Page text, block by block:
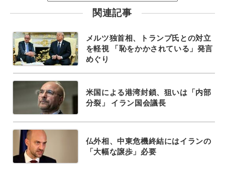
関連記事
メルツ独首相、トランプ氏との対立
を軽視 「恥をかかされている」発言
めぐり
米国による港湾封鎖、狙いは「内部
分裂」 イラン国会議長
仏外相、中東危機終結にはイランの
「大幅な譲歩」必要